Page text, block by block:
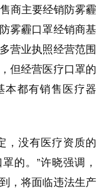
商主要经销防雾霾
雾霾口罩经销商基
营业执照经营范围
但经营医疗口罩的
本都有销售医疗器
，没有医疗资质的
的。”许晓强调，
，将面临违法生产